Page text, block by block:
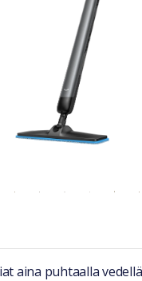
aina puhtaalla